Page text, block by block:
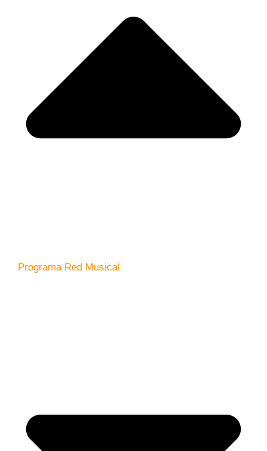
Programa Red Musical